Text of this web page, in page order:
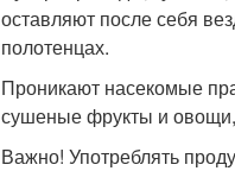
оставляют после себя
полотенцах.
Проникают насекомые
сушеные фрукты и овощи,
Важно! Употреблять